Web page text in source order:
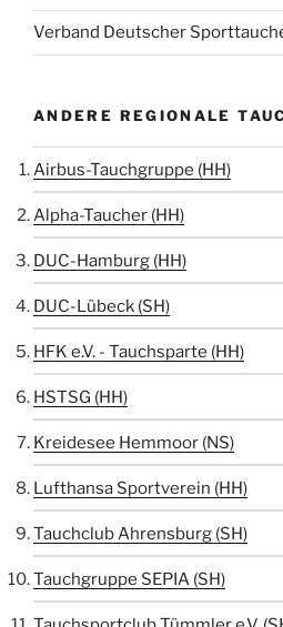
Verband Deutscher
ANDERE REGIONALE
Airbus-Tauchgruppe (HH)
Alpha-Taucher (HH)
DUC-Hamburg (HH)
DUC-Lübeck (SH)
HFK e.V. - Tauchsparte (HH)
HSTSG (HH)
Kreidesee Hemmoor (NS)
Lufthansa Sportverein (HH)
Tauchclub Ahrensburg (SH)
Tauchgruppe SEPIA (SH)